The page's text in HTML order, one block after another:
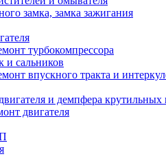
замка, замка зажигания
турбокомпрессора
и сальников
впускного тракта и
и демпфера крутильных
двигателя